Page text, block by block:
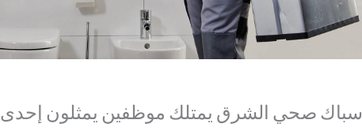
سباك صحي الشرق يمتلك موظفين يمثلون إحدى